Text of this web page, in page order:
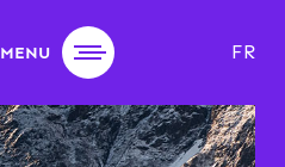
MENU FR